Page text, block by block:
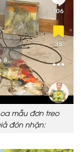
mẫu đơn treo
đón nhận: